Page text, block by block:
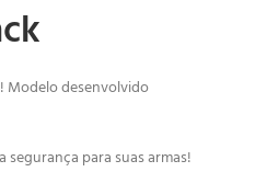
! Modelo desenvolvido
para suas armas!